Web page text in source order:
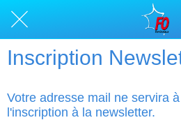
Inscription
Votre adresse mail ne servira
l'inscription à la newsletter.